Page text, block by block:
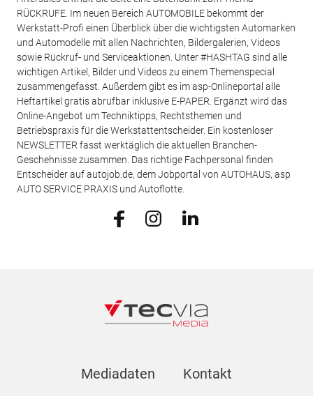
RÜCKRUFE. Im neuen Bereich AUTOMOBILE bekommt der
Werkstatt-Profi einen Überblick über die wichtigsten Automarken
und Automodelle mit allen Nachrichten, Bildergalerien, Videos
sowie Rückruf- und Serviceaktionen. Unter #HASHTAG sind alle
wichtigen Artikel, Bilder und Videos zu einem Themenspecial
zusammengefasst. Außerdem gibt es im asp-Onlineportal alle
Heftartikel gratis abrufbar inklusive E-PAPER. Ergänzt wird das
Online-Angebot um Techniktipps, Rechtsthemen und
Betriebspraxis für die Werkstattentscheider. Ein kostenloser
NEWSLETTER fasst werktäglich die aktuellen Branchen-
Geschehnisse zusammen. Das richtige Fachpersonal finden
Entscheider auf autojob.de, dem Jobportal von AUTOHAUS, asp
AUTO SERVICE PRAXIS und Autoflotte.
Mediadaten Kontakt